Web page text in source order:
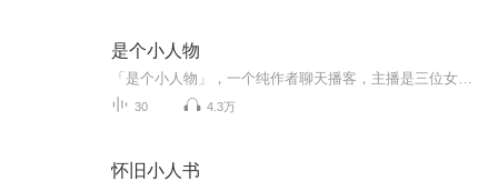
是个小人物
30 4.3万
怀旧小人书